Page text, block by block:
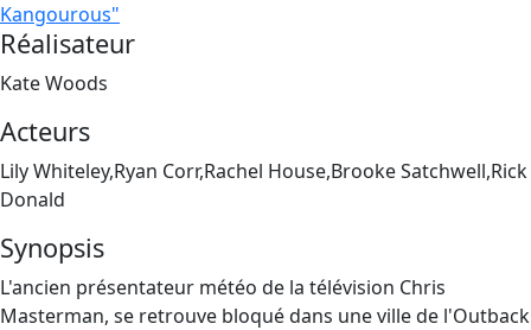
Kangourous"
Réalisateur
Kate Woods
Acteurs
Lily Whiteley,Ryan Corr,Rachel House,Brooke Satchwell,Rick
Donald
Synopsis
L'ancien présentateur météo de la télévision Chris
Masterman, se retrouve bloqué dans une ville de l'Outback